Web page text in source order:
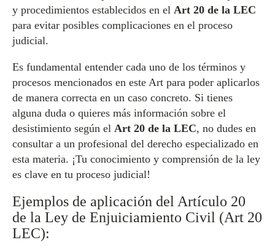
y procedimientos establecidos en el Art 20 de la LEC
para evitar posibles complicaciones en el proceso
judicial.
Es fundamental entender cada uno de los términos y
procesos mencionados en este Art para poder aplicarlos
de manera correcta en un caso concreto. Si tienes
alguna duda o quieres más información sobre el
desistimiento según el Art 20 de la LEC, no dudes en
consultar a un profesional del derecho especializado en
esta materia. ¡Tu conocimiento y comprensión de la ley
es clave en tu proceso judicial!
Ejemplos de aplicación del Artículo 20
de la Ley de Enjuiciamiento Civil (Art 20
LEC):